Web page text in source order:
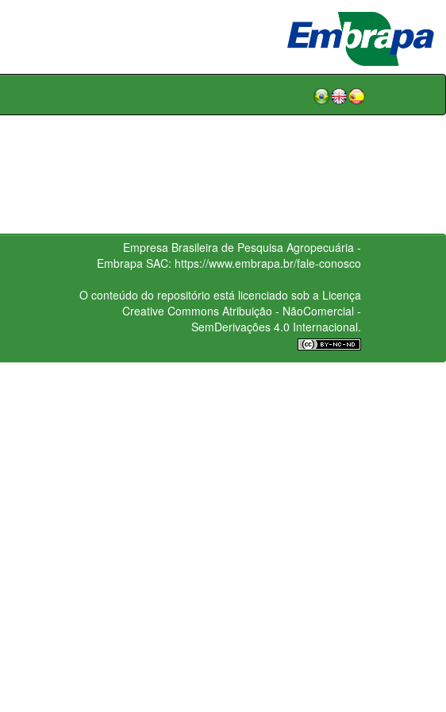
Empresa Brasileira de Pesquisa Agropecuária -
Embrapa SAC: https://www.embrapa.br/fale-conosco
O conteúdo do repositório está licenciado sob a Licença
Creative CommonsAtribuição - NãoComercial -
SemDerivações 4.0 Internacional.